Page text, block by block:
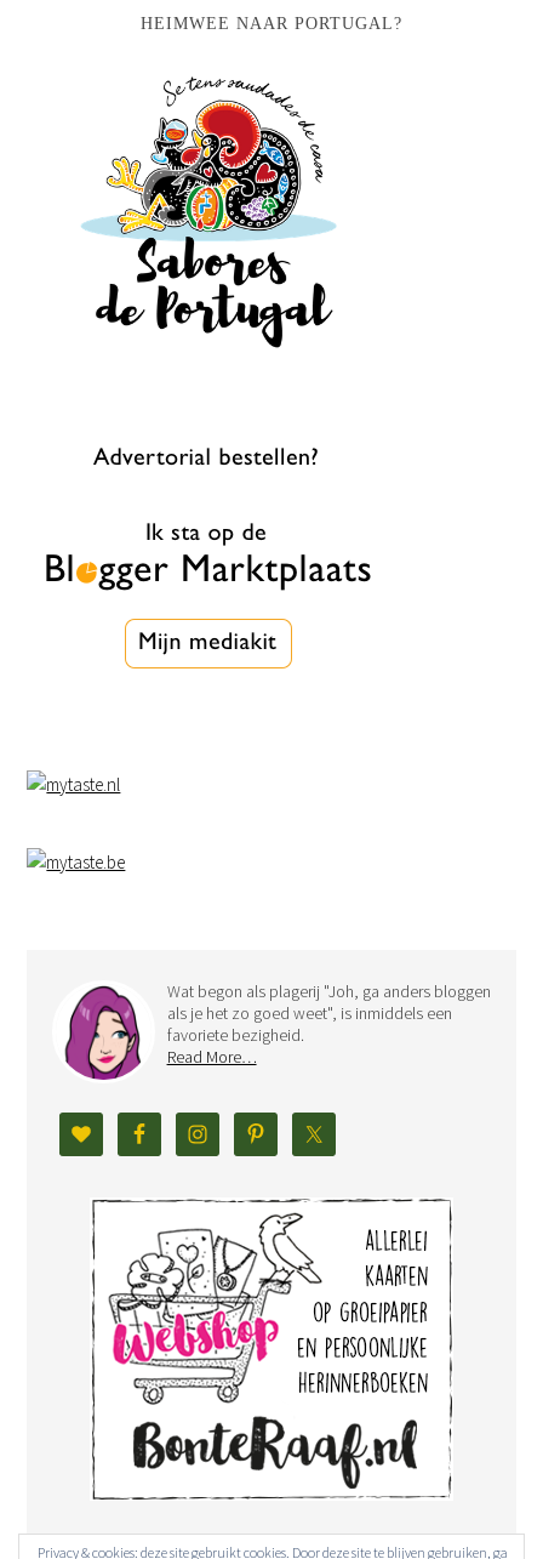
HEIMWEE NAAR PORTUGAL?
Wat begon als plagerij "Joh, ga anders bloggen
als je het zo goed weet", is inmiddels een
favoriete bezigheid.
Read More…
Privacy & cookies: deze site gebruikt cookies. Door deze site te blijven gebruiken, ga